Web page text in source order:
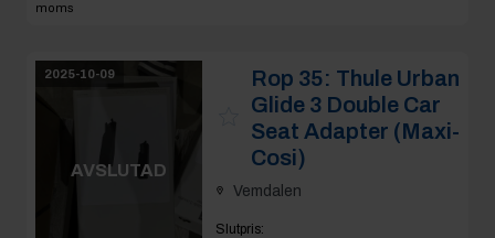
moms
2025-10-09
AVSLUTAD
Rop 35: Thule Urban
Glide 3 Double Car
Seat Adapter (Maxi-
Cosi)
Vemdalen
Slutpris: